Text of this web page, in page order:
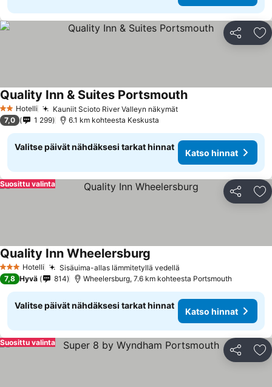
Jaa
2 Tähtiluokitus
Hotelli Kauniit Scioto River Valleyn näkymätKatso hinnat
Quality Inn & Suites PortsmouthKatso hinnat
7,0 1 299 6.1 km kohteesta Keskusta
Valitse päivät nähdäksesi tarkat hinnat
Katso hinnat
Jaa
Suosittu valinta
3 Tähtiluokitus
Hotelli Sisäuima-allas lämmitetyllä vedellä
Quality Inn Wheelersburg
7,8 Hyvä 814 Wheelersburg, 7.6 km kohteesta Portsmouth
Valitse päivät nähdäksesi tarkat hinnat
Katso hinnat
Jaa
Suosittu valinta